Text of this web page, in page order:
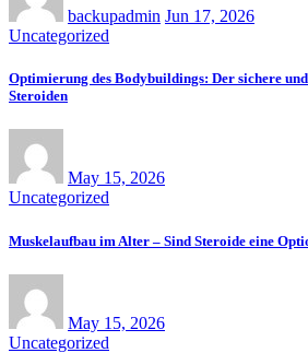
backupadmin Jun 17, 2026
Uncategorized
Optimierung des Bodybuildings: Der sichere
Steroiden
May 15, 2026
Uncategorized
Muskelaufbau im Alter – Sind Steroide eine
May 15, 2026
Uncategorized